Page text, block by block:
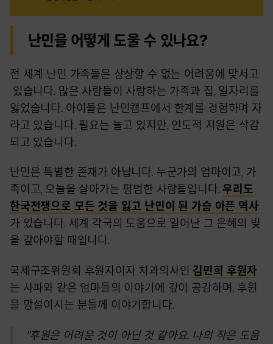
난민을 어떻게 도울 수 있나요?
전 세계 난민 가족들은 상상할 수 없는 어려움에 맞서고
있습니다. 많은 사람들이 사랑하는 가족과 집, 일자리를
잃었습니다. 아이들은 난민캠프에서 한계를 경험하며 자
라고 있습니다. 필요는 늘고 있지만, 인도적 지원은 삭감
되고 있습니다.
난민은 특별한 존재가 아닙니다. 누군가의 엄마이고, 가
족이고, 오늘을 살아가는 평범한 사람들입니다. 우리도
한국전쟁으로 모든 것을 잃고 난민이 된 가슴 아픈 역사
가 있습니다. 세계 각국의 도움으로 일어난 그 은혜의 빚
을 갚아야할 때입니다.
국제구조위원회 후원자이자 치과의사인 김민희 후원자
는 사파와 같은 엄마들의 이야기에 깊이 공감하며, 후원
을 망설이시는 분들께 이야기합니다.
"후원은 어려운 것이 아닌 것 같아요. 나의 작은 도움